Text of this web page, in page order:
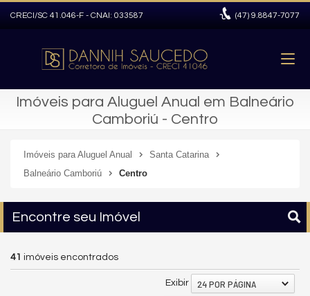
CRECI/SC 41.046-F - CNAI: 033587 (47) 9.8847-7077
Imóveis para Aluguel Anual em Balneário
Camboriú - Centro
Imóveis para Aluguel Anual
Santa Catarina
Balneário Camboriú
Centro
Encontre seu Imóvel
41 imóveis encontrados
Exibir 24 POR PÁGINA